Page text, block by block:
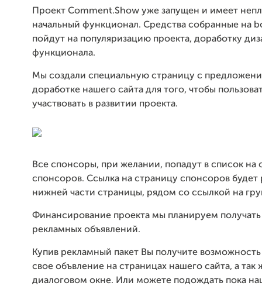
Проект Comment.Show уже запущен и имеет
начальный функционал. Средства собранные на
пойдут на популяризацию проекта, доработку
функционала.
Мы создали специальную страницу с
доработке нашего сайта для того, чтобы
участвовать в развитии проекта.
Все спонсоры, при желании, попадут в список на
спонсоров. Ссылка на страницу спонсоров будет
нижней части страницы, рядом со ссылкой на
Финансирование проекта мы планируем получать
рекламных объявлений.
Купив рекламный пакет Вы получите возможность
свое объвление на страницах нашего сайта, а так
диалоговом окне. Или можете подождать пока